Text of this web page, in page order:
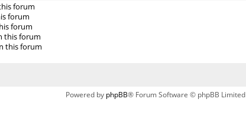
forum
forum
forum
this forum
this forum
Powered by phpBB® Forum Software © phpBB Limited